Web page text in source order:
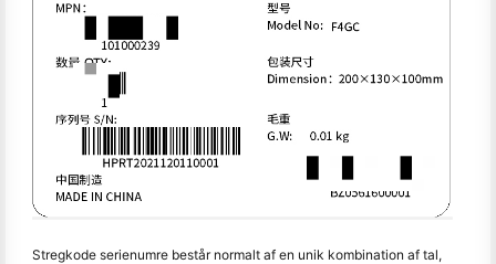
Stregkode serienumre består normalt af en unik kombination af tal,